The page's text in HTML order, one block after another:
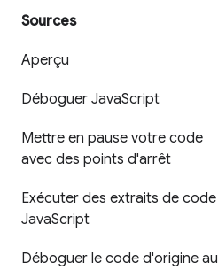
Sources
Aperçu
Déboguer JavaScript
Mettre en pause votre code
avec des points d'arrêt
Exécuter des extraits de code
JavaScript
Déboguer le code d'origine au